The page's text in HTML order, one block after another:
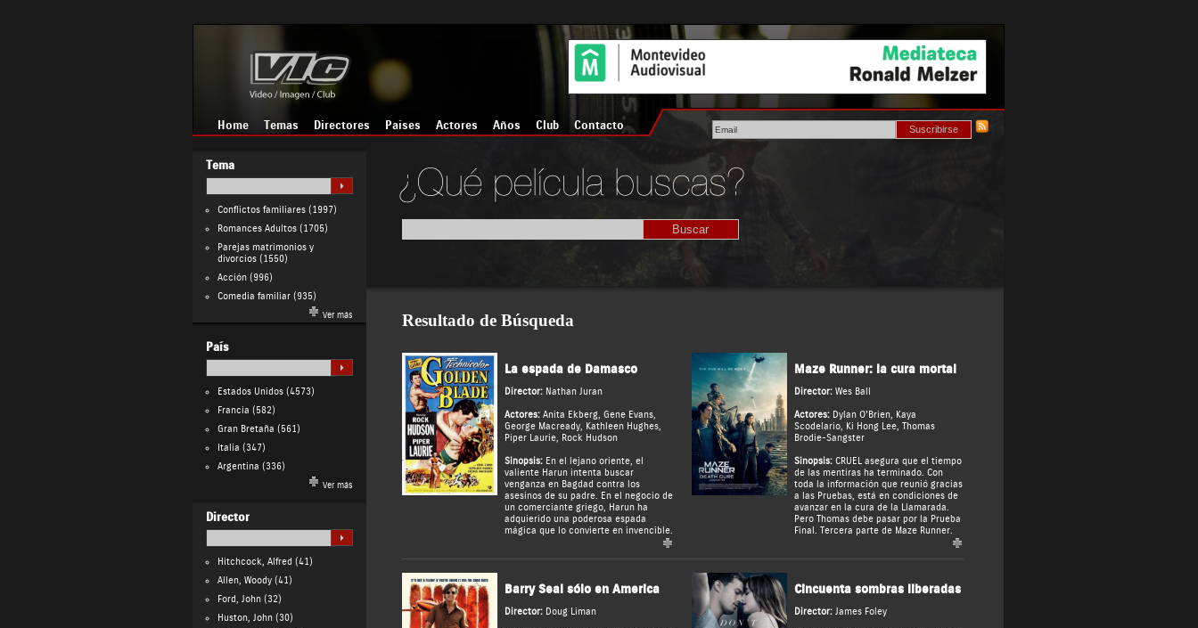
Home Temas Directores Países Actores Años Club Contacto
Tema
Conflictos familiares(1997)
Romances Adultos(1705)
Parejas matrimonios y
divorcios(1550)
Acción(996)
Comedia familiar(935)
Ver más
País
Estados Unidos(4573)
Francia (582)
Gran Bretaña (561)
Italia (347)
Argentina (336)
Ver más
Director
Hitchcock, Alfred (41)
Allen, Woody(41)
Ford, John(32)
Huston, John(30)
Resultado de Búsqueda
La espada de Damasco
Director: Nathan Juran
Actores: Anita Ekberg, Gene Evans,
George Macready, Kathleen Hughes,
Piper Laurie, Rock Hudson
Sinopsis:En el lejano oriente, el
valiente Harun intenta buscar
venganza en Bagdad contra los
asesinos de su padre. En el negocio de
un comerciante griego, Harun ha
adquierido una poderosa espada
mágica que lo convierte en invencible.
Maze Runner: la cura mortal
Director: Wes Ball
Actores: Dylan O'Brien, Kaya
Scodelario, Ki Hong Lee, Thomas
Brodie-Sangster
Sinopsis:CRUEL asegura que el tiempo
de las mentiras ha terminado. Con
toda la información que reunió gracias
a las Pruebas, está en condiciones de
avanzar en la cura de la Llamarada.
Pero Thomas debe pasar por la Prueba
Final. Tercera parte de Maze Runner.
Barry Seal sólo en America
Director: Doug Liman
Cincuenta sombras liberadas
Director: James Foley